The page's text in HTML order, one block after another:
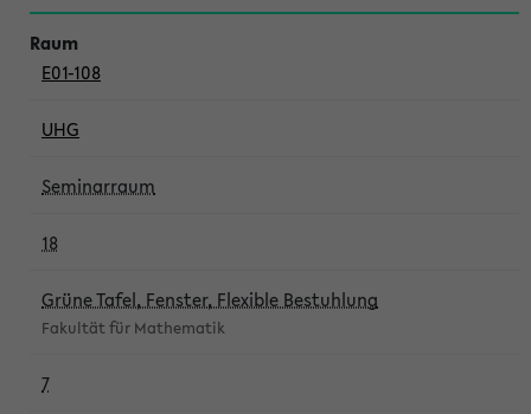
E01-108
UHG
Seminarraum
18
Grüne Tafel, Fenster, Flexible Bestuhlung
Fakultät für Mathematik
7